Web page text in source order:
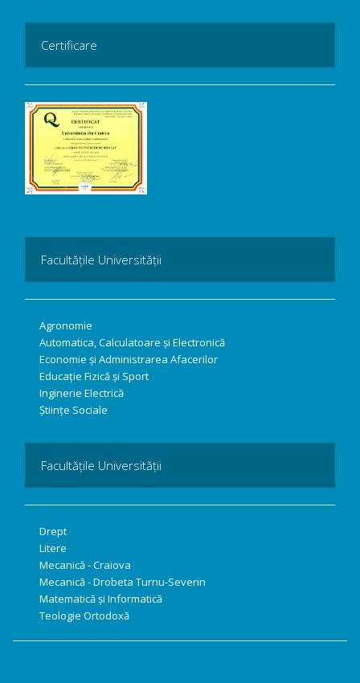
Certificare
Facultățile Universității
Agronomie
Automatica, Calculatoare și Electronică
Economie și Administrarea Afacerilor
Educație Fizică și Sport
Inginerie Electrică
Științe Sociale
Facultățile Universității
Drept
Litere
Mecanică - Craiova
Mecanică - Drobeta Turnu-Severin
Matematică și Informatică
Teologie Ortodoxă